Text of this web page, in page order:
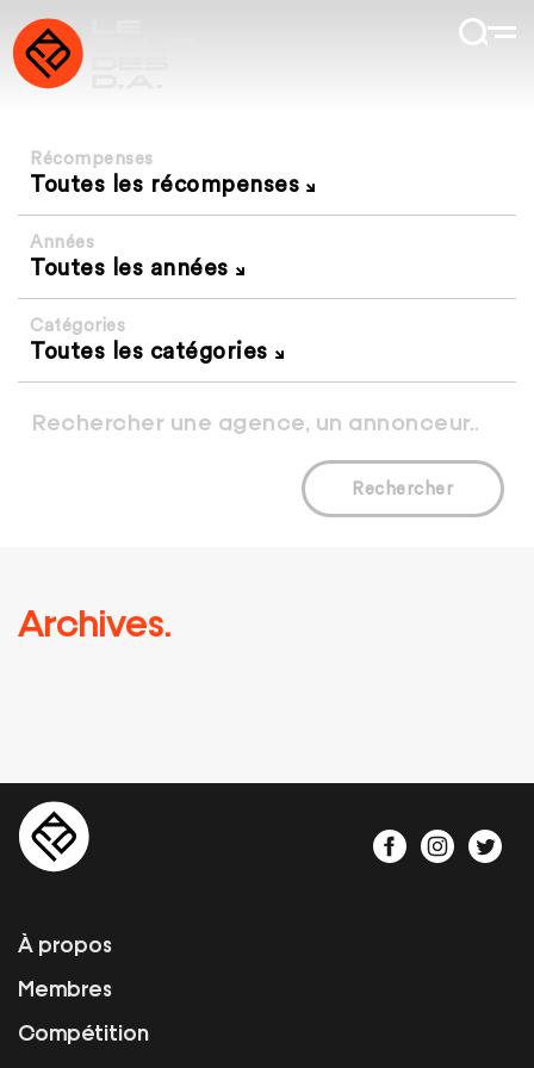
Récompenses
Toutes les récompenses
Années
Toutes les années
Catégories
Toutes les catégories
Rechercher
Archives.
À propos
Membres
Compétition